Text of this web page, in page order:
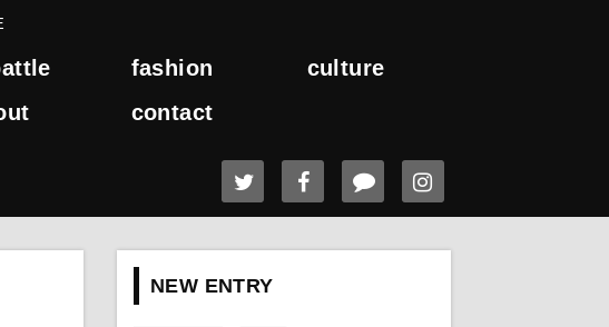
fashion
culture
contact
NEW ENTRY